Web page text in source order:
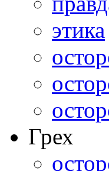
этика
Грех